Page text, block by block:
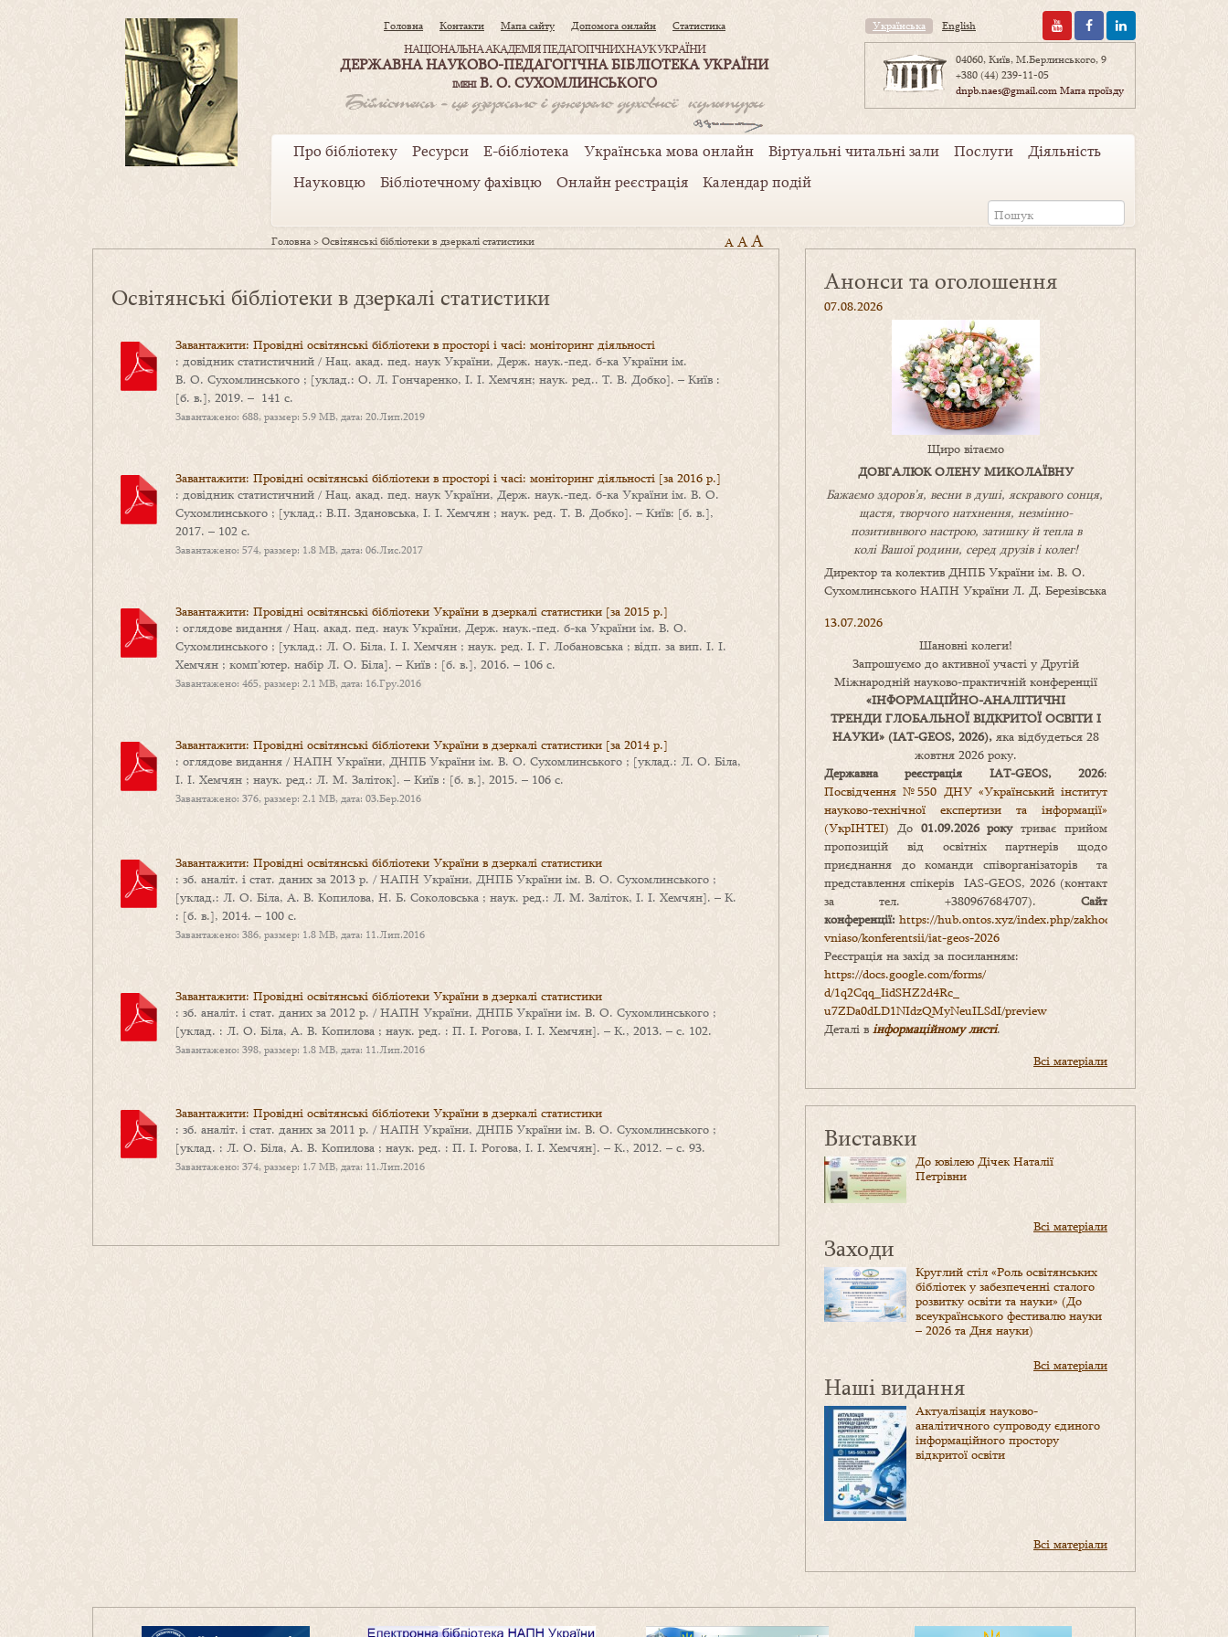
Головна Контакти Мапа сайту Допомога онлайн Статистика
НАЦІОНАЛЬНА АКАДЕМІЯ ПЕДАГОГІЧНИХ НАУК УКРАЇНИ
ДЕРЖАВНА НАУКОВО-ПЕДАГОГІЧНА БІБЛІОТЕКА УКРАЇНИ
ІМЕНІВ. О. СУХОМЛИНСЬКОГО
Українська English
04060, Київ, М.Берлинського, 9
+380 (44) 239-11-05
dnpb.naes@gmail.comМапа проїзду
Про бібліотеку Ресурси Е-бібліотека Українська мова онлайн Віртуальні читальні зали Послуги
Діяльність
Науковцю
Бібліотечному фахівцю Онлайн реєстрація Календар подій
Головна >Освітянські бібліотеки в дзеркалі статистики A AA
Освітянські бібліотеки в дзеркалі статистики
Завантажити: Провідні освітянські бібліотеки в просторі і часі: моніторинг діяльності
: довідник статистичний / Нац. акад. пед. наук України, Держ. наук.-пед. б-ка України ім.
В. О. Сухомлинського ; [уклад.: О. Л. Гончаренко, І. І. Хемчян; наук. ред.. Т. В. Добко]. – Київ :
[б. в.], 2019. – 141 с.
Завантажено: 688, размер: 5.9 MB, дата: 20.Лип.2019
Завантажити: Провідні освітянські бібліотеки в просторі і часі: моніторинг діяльності [за 2016 р.]
: довідник статистичний / Нац. акад. пед. наук України, Держ. наук.-пед. б-ка України ім. В. О.
Сухомлинського ; [уклад.: В.П. Здановська, І. І. Хемчян ; наук. ред. Т. В. Добко]. – Київ: [б. в.],
2017. – 102 с.
Завантажено: 574, размер: 1.8 MB, дата: 06.Лис.2017
Завантажити: Провідні освітянські бібліотеки України в дзеркалі статистики [за 2015 р.]
: оглядове видання / Нац. акад. пед. наук України, Держ. наук.-пед. б-ка України ім. В. О.
Сухомлинського ; [уклад.: Л. О. Біла, І. І. Хемчян ; наук. ред. І. Г. Лобановська ; відп. за вип. І. І.
Хемчян ; комп’ютер. набір Л. О. Біла]. – Київ : [б. в.], 2016. – 106 с.
Завантажено: 465, размер: 2.1 MB, дата: 16.Гру.2016
Завантажити: Провідні освітянські бібліотеки України в дзеркалі статистики [за 2014 р.]
: оглядове видання / НАПН України, ДНПБ України ім. В. О. Сухомлинського ; [уклад.: Л. О. Біла,
І. І. Хемчян ; наук. ред.: Л. М. Заліток]. – Київ : [б. в.], 2015. – 106 с.
Завантажено: 376, размер: 2.1 MB, дата: 03.Бер.2016
Завантажити: Провідні освітянські бібліотеки України в дзеркалі статистики
: зб. аналіт. і стат. даних за 2013 р. / НАПН України, ДНПБ України ім. В. О. Сухомлинського ;
[уклад.: Л. О. Біла, А. В. Копилова, Н. Б. Соколовська ; наук. ред.: Л. М. Заліток, І. І. Хемчян]. – К.
: [б. в.], 2014. – 100 с.
Завантажено: 386, размер: 1.8 MB, дата: 11.Лип.2016
Завантажити: Провідні освітянські бібліотеки України в дзеркалі статистики
: зб. аналіт. і стат. даних за 2012 р. / НАПН України, ДНПБ України ім. В. О. Сухомлинського ;
[уклад. : Л. О. Біла, А. В. Копилова ; наук. ред. : П. І. Рогова, І. І. Хемчян]. – К., 2013. – с. 102.
Завантажено: 398, размер: 1.8 MB, дата: 11.Лип.2016
Завантажити: Провідні освітянські бібліотеки України в дзеркалі статистики
: зб. аналіт. і стат. даних за 2011 р. / НАПН України, ДНПБ України ім. В. О. Сухомлинського ;
[уклад. : Л. О. Біла, А. В. Копилова ; наук. ред. : П. І. Рогова, І. І. Хемчян]. – К., 2012. – с. 93.
Завантажено: 374, размер: 1.7 MB, дата: 11.Лип.2016
Анонси та оголошення
07.08.2026
Щиро вітаємо
ДОВГАЛЮК ОЛЕНУ МИКОЛАЇВНУ
Бажаємо здоров’я, весни в душі, яскравого сонця,
щастя, творчого натхнення, незмінно-
позитивнвого настрою, затишкуйтепла в
коліВашоїродини, серед друзів і колег!
Директор та колектив ДНПБ України ім. В. О.
Сухомлинського НАПН України Л. Д. Березівська
13.07.2026
Шановні колеги!
Запрошуємо до активної участі у Другій
Міжнародній науково-практичній конференції
«ІНФОРМАЦІЙНО-АНАЛІТИЧНІ
ТРЕНДИ ГЛОБАЛЬНОЇ ВІДКРИТОЇ ОСВІТИ І
НАУКИ» (IAT-GEOS, 2026), яка відбудеться 28
жовтня 2026 року.
Державна реєстрація IAT-GEOS, 2026:
Посвідчення №550 ДНУ «Український інститут
науково-технічної експертизи та інформації»
(УкрІНТЕІ) До 01.09.2026 рокутриває прийом
пропозицій від освітніх партнерів щодо
приєднання до команди співорганізаторів та
представлення спікерів IAS-GEOS, 2026 (контакт
за тел. +380967684707). Сайт
конференції: https://hub.ontos.xyz/index.php/zakhody-
vniaso/konferentsii/iat-geos-2026
Реєстрація на захід за посиланням:
https://docs.google.com/forms/
d/1q2Cqq_IidSHZ2d4Rc_
u7ZDa0dLD1NIdzQMyNeuILSdI/preview
Деталі в інформаційному листі.
Всі матеріали
Виставки
До ювілею Дічек Наталії
Петрівни
Всі матеріали
Заходи
Круглий стіл «Роль освітянських
бібліотек у забезпеченні сталого
розвитку освіти та науки» (До
всеукраїнського фестивалю науки
– 2026 та Дня науки)
Всі матеріали
Наші видання
Актуалізація науково-
аналітичного супроводу єдиного
інформаційного простору
відкритої освіти
Всі матеріали